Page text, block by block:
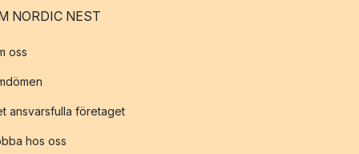
NORDIC NEST
oss
ansvarsfulla företaget
hos oss